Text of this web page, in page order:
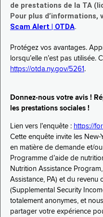
de prestations de la TA
Pour plus
Scam Alert | OTDA.
Protégez vos avantages.
lorsqu’elle n’est pas utilisée.
https://otda.ny.gov/5261 .
Donnez-nous votre avis !
les prestations sociales !
Lien vers l’enquête : https://
Cette enquête invite les
en matière de demande et/
Programme d’aide de
Nutrition Assistance
Assistance, PA) et du revenu
(Supplemental Security
totalement anonymes, et
partager votre expérience